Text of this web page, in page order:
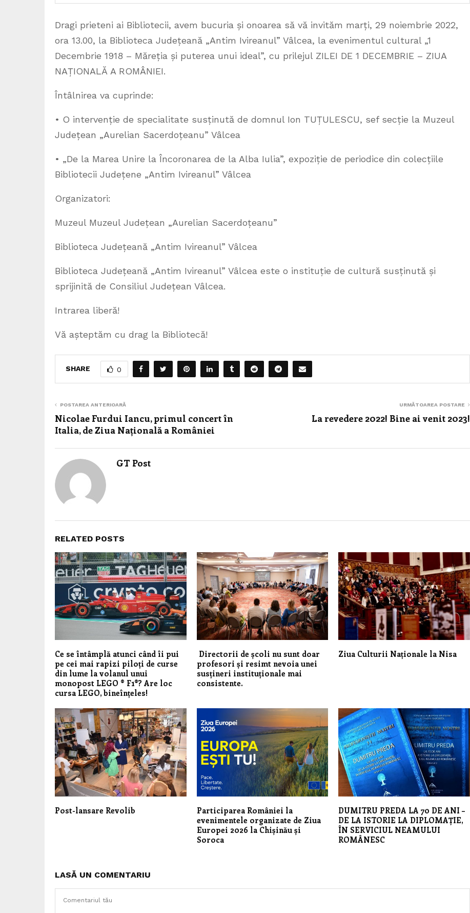
Dragi prieteni ai Bibliotecii, avem bucuria și onoarea să vă invităm marți, 29 noiembrie 2022,
ora 13.00, la Biblioteca Județeană „Antim Ivireanul” Vâlcea, la evenimentul cultural „1
Decembrie 1918 – Măreția și puterea unui ideal”, cu prilejul ZILEI DE 1 DECEMBRIE – ZIUA
NAȚIONALĂ A ROMÂNIEI.
Întâlnirea va cuprinde:
• O intervenție de specialitate susținută de domnul Ion TUȚULESCU, sef secție la Muzeul
Județean „Aurelian Sacerdoțeanu” Vâlcea
• „De la Marea Unire la Încoronarea de la Alba Iulia”, expoziție de periodice din colecțiile
Bibliotecii Județene „Antim Ivireanul” Vâlcea
Organizatori:
Muzeul Muzeul Județean „Aurelian Sacerdoțeanu”
Biblioteca Județeană „Antim Ivireanul” Vâlcea
Biblioteca Județeană „Antim Ivireanul” Vâlcea este o instituție de cultură susținută și
sprijinită de Consiliul Județean Vâlcea.
Intrarea liberă!
Vă așteptăm cu drag la Bibliotecă!
SHARE 0
POSTAREA ANTERIOARĂ
Nicolae Furdui Iancu, primul concert în
Italia, de Ziua Națională a României
URMĂTOAREA POSTARE
La revedere 2022! Bine ai venit 2023!
GT Post
RELATED POSTS
Ce se întâmplă atunci când îi pui
pe cei mai rapizi piloți de curse
din lume la volanul unui
monopost LEGO ® F1®? Are loc
cursa LEGO, bineînțeles!
Directorii de școli nu sunt doar
profesori și resimt nevoia unei
susțineri instituționale mai
consistente.
Ziua Culturii Naționale la Nisa
Post-lansare Revolib
Participarea României la
evenimentele organizate de Ziua
Europei 2026 la Chișinău și
Soroca
DUMITRU PREDA LA 70 DE ANI –
DE LA ISTORIE LA DIPLOMAȚIE,
ÎN SERVICIUL NEAMULUI
ROMÂNESC
LASĂ UN COMENTARIU